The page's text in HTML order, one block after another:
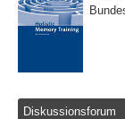
Diskussionsforum